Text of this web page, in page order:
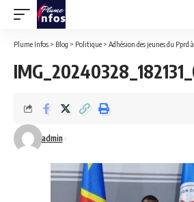
Plume Infos > Blog > Politique > Adhésion des jeunes du Pprd à l’Afc de Nangaa : Eliezer NTAMBWE demande au Vpm
admin